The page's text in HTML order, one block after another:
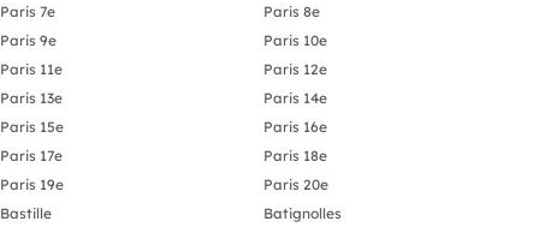
Paris 7e
Paris 8e
Paris 9e
Paris 10e
Paris 11e
Paris 12e
Paris 13e
Paris 14e
Paris 15e
Paris 16e
Paris 17e
Paris 18e
Paris 19e
Paris 20e
Bastille
Batignolles